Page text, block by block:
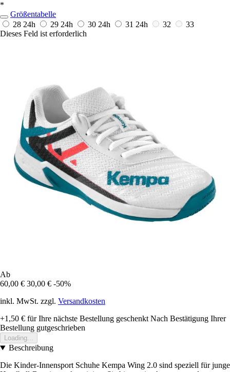
*
Größentabelle
28 24h 29 24h 30 24h 31 24h 32
33
Dieses Feld ist erforderlich
Ab
60,00 € 30,00 € -50%
inkl. MwSt. zzgl. Versandkosten
+1,50 € für Ihre nächste Bestellung geschenkt Nach Bestätigung Ihrer
Bestellung gutgeschrieben
Loading...
Beschreibung
Die Kinder-Innensport Schuhe Kempa Wing 2.0 sind speziell für junge